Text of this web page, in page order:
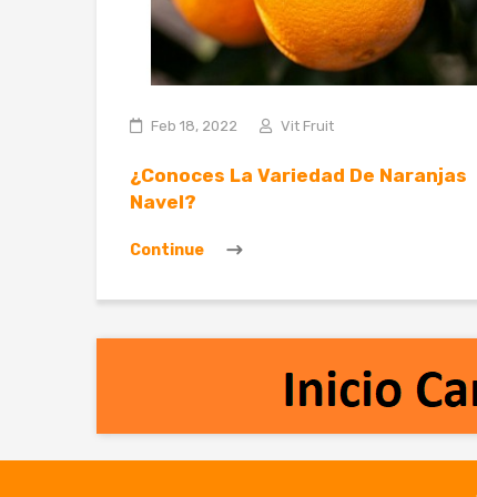
Feb 18, 2022 Vit Fruit
¿Conoces La Variedad De Naranjas
Navel?
Continue